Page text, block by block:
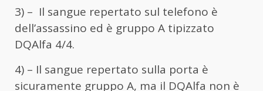
3) – Il sangue repertato sul telefono è
dell’assassino ed è gruppo A tipizzato
DQAlfa 4/4.
4) – Il sangue repertato sulla porta è
sicuramente gruppo A, ma il DQAlfa non è